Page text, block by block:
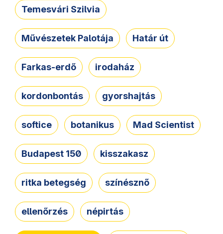
Temesvári Szilvia
Művészetek Palotája Határ út
Farkas-erdő irodaház
kordonbontás gyorshajtás
softice botanikus Mad Scientist
Budapest 150 kisszakasz
ritka betegség színésznő
ellenőrzés népirtás